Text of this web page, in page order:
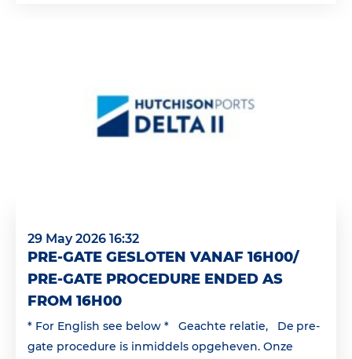
29 May 2026 16:32
PRE-GATE GESLOTEN VANAF 16H00/
PRE-GATE PROCEDURE ENDED AS
FROM 16H00
* For English see below * Geachte relatie, De pre-
gate procedure is inmiddels opgeheven. Onze